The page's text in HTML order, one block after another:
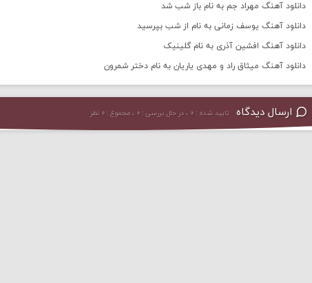
دانلود آهنگ مهراد جم به نام باز شب شد
دانلود آهنگ یوسف زمانی به نام از شب بپرسید
دانلود آهنگ افشین آذری به نام گلینیک
دانلود آهنگ میثاق راد و مهدی یاریان به نام دختر شمرون
ارسال دیدگاه تایید شده : ۰ ، در حال بررسی : ۰ ، مجموع : ۰ نظر